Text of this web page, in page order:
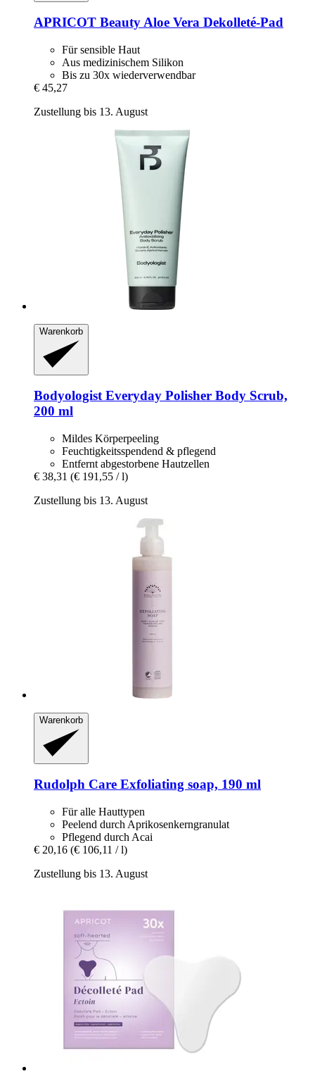
APRICOT BeautyAloe Vera Dekolleté-​Pad
Für sensible Haut
Aus medizinischem Silikon
Bis zu 30x wiederverwendbar
€ 45,27
Zustellung bis 13. August
Warenkorb
BodyologistEveryday Polisher Body Scrub,
200 ml
Mildes Körperpeeling
Feuchtigkeitsspendend & pflegend
Entfernt abgestorbene Hautzellen
€ 38,31 (€ 191,55 / l)
Zustellung bis 13. August
Warenkorb
Rudolph Care Exfoliating soap, 190 ml
Für alle Hauttypen
Peelend durch Aprikosenkerngranulat
Pflegend durch Acai
€ 20,16 (€ 106,11 / l)
Zustellung bis 13. August